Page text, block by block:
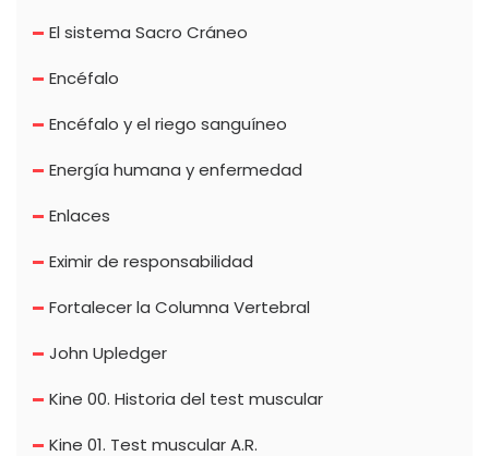
El sistema Sacro Cráneo
Encéfalo
Encéfalo y el riego sanguíneo
Energía humana y enfermedad
Enlaces
Eximir de responsabilidad
Fortalecer la Columna Vertebral
John Upledger
Kine 00. Historia del test muscular
Kine 01. Test muscular A.R.